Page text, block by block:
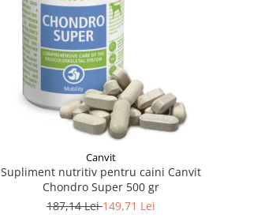
Canvit
Supliment nutritiv pentru caini Canvit
Chondro Super 500 gr
187,14 Lei149,71 Lei